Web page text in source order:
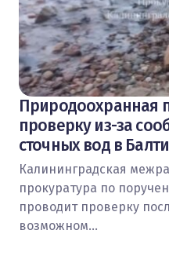
Природоохранная
проверку из-за
сточных вод в
Калининградская
прокуратура по
проводит проверку
возможном…